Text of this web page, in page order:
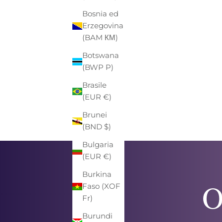
Bosnia ed
Erzegovina
(BAM КМ)
Botswana
(BWP P)
Brasile
(EUR €)
Brunei
(BND $)
Bulgaria
(EUR €)
Burkina
Faso (XOF
Fr)
Burundi
PORTAFOGLIO GUESS NERO CON
LOGO 4G IN RILIEVO E POLSINO
REMOVIBILE
PREZZO-30% PREZZO SCONTATO
€42,00